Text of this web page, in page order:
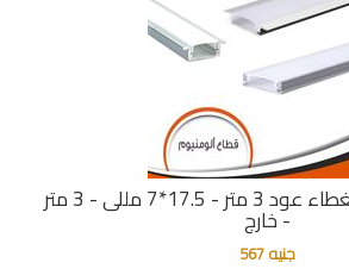
قطاع الومنيوم بالغطاء عود 3 متر - 17.5*7 مللى - 3 متر
- خارج
جنيه 567